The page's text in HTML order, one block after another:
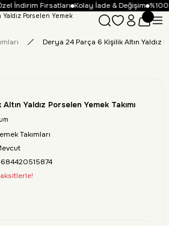
İndirim Fırsatları Kolay İade & Değişim %100
Derya 24 Parça 6 Kişilik Altın Yaldız
Yaldız Porselen Yemek Takımı
Takımları